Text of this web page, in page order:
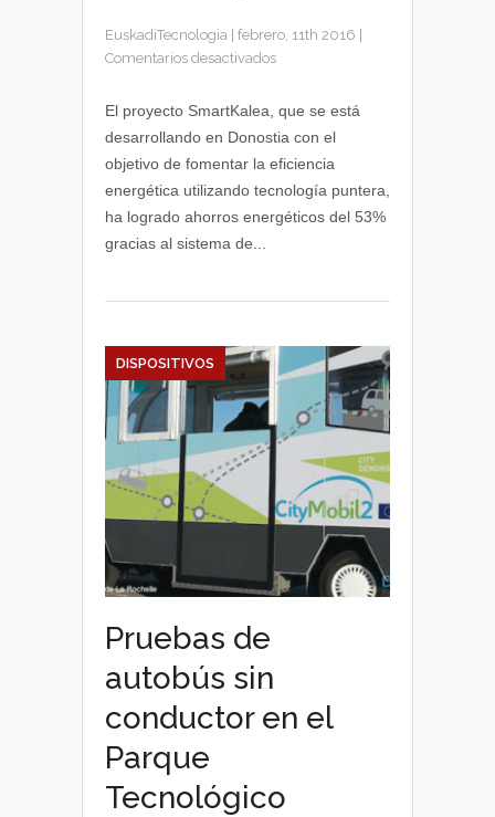
EuskadiTecnologia febrero, 11th 2016
Comentarios desactivadosen
de
más
del
El proyecto SmartKalea, que se está
desarrollando en Donostia con el
objetivo de fomentar la eficiencia
energética utilizando tecnología puntera,
ha logrado ahorros energéticos del 53%
gracias al sistema de...
DISPOSITIVOS
Pruebas de
autobús sin
conductor en el
Parque
Tecnológico